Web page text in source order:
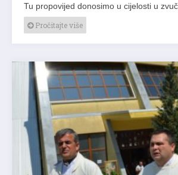
Tu propovijed donosimo u cijelosti u
Pročitajte više